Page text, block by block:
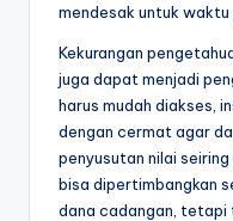
mendesak untuk waktu
Kekurangan
juga dapat menjadi
harus mudah diakses,
dengan cermat agar
penyusutan nilai
bisa dipertimbangkan
dana cadangan, tetapi